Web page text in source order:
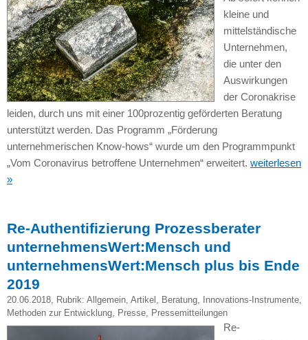
kleine und
mittelständische
Unternehmen,
die unter den
Auswirkungen
der Coronakrise
leiden, durch uns mit einer 100prozentig geförderten Beratung
unterstützt werden. Das Programm „Förderung
unternehmerischen Know-hows“ wurde um den Programmpunkt
„Vom Coronavirus betroffene Unternehmen“ erweitert. weiterlesen
»
Re-Authentifizierung Prozessberater
unternehmensWert:Mensch und
unternehmensWert:Mensch plus bis Ende
2019
20.06.2018, Rubrik: Allgemein, Artikel Beratung, Innovations-Instrumente,
Methoden zur Entwicklung, Presse, Pressemitteilungen
Re-